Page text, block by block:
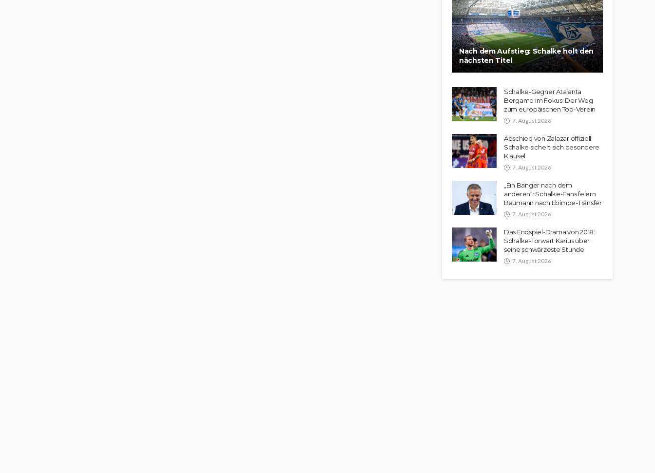
Nach dem Aufstieg: Schalke holt den
nächsten Titel
Schalke-Gegner Atalanta
Bergamo im Fokus: Der Weg
zum europäischen Top-Verein
7. August 2026
Abschied von Zalazar offiziell:
Schalke sichert sich besondere
Klausel
7. August 2026
„Ein Banger nach dem
anderen“: Schalke-Fans feiern
Baumann nach Ebimbe-Transfer
7. August 2026
Das Endspiel-Drama von 2018:
Schalke-Torwart Karius über
seine schwärzeste Stunde
7. August 2026